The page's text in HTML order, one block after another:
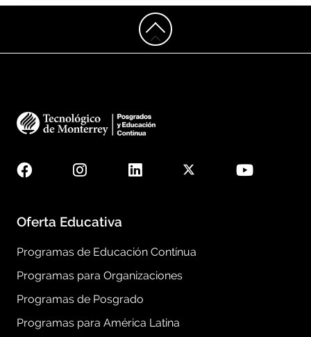
Oferta Educativa
Programas de Educación Contínua
Programas para Organizaciones
Programas de Posgrado
Programas para América Latina